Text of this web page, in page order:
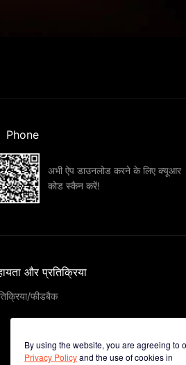
By using the website, you are agreeing to
Privacy Policyand the use of cookies in
Phone
अभी ऐप डाउनलोड करने के लिए क्यूआर
कोड स्कैन करें!
और प्रतिक्रिया
फीडबैक